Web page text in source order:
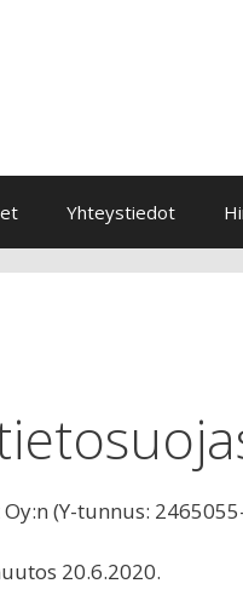
Yhteystiedot
(Y-tunnus:
20.6.2020.